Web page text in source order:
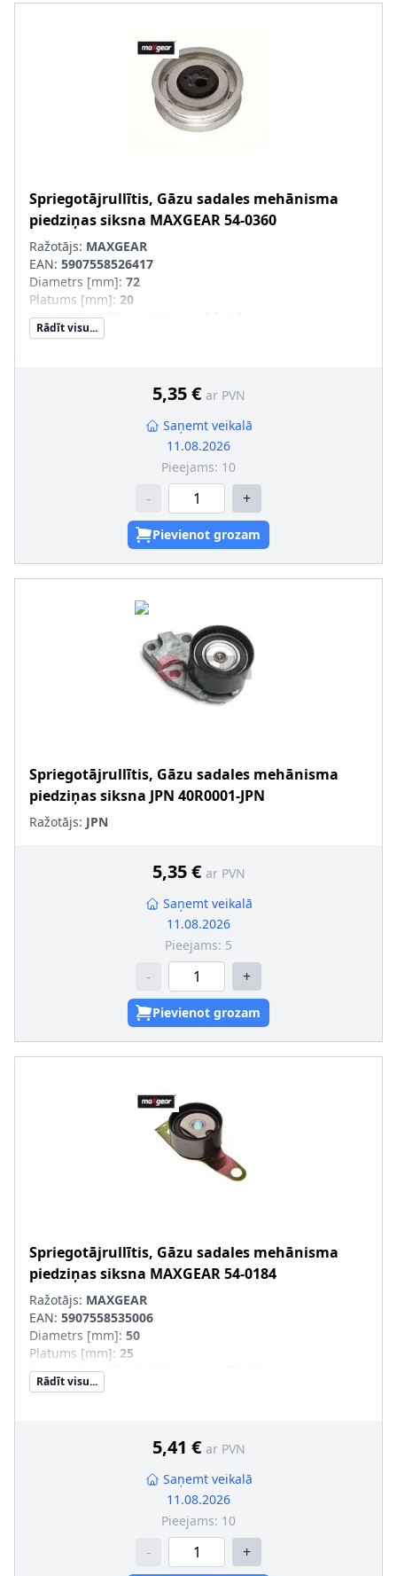
Spriegotājrullītis, Gāzu sadales mehānisma
piedziņas siksna MAXGEAR54-0360
Ražotājs: MAXGEAR
EAN: 5907558526417
Diametrs [mm]: 72
Platums [mm]: 20
Spriegotājrullīša darbība
Rādīt visu...
5,35 € ar PVN
Saņemt veikalā
11.08.2026
Pieejams: 10
- +
Pievienot grozam
Spriegotājrullītis, Gāzu sadales mehānisma
piedziņas siksna JPN 40R0001-JPN
Ražotājs: JPN
5,35 € ar PVN
Saņemt veikalā
11.08.2026
Pieejams: 5
- +
Pievienot grozam
Spriegotājrullītis, Gāzu sadales mehānisma
piedziņas siksna MAXGEAR54-0184
Ražotājs: MAXGEAR
EAN: 5907558535006
Diametrs [mm]: 50
Platums [mm]: 25
Spriegotājrullīša darbība
Rādīt visu...
5,41 € ar PVN
Saņemt veikalā
11.08.2026
Pieejams: 10
- +